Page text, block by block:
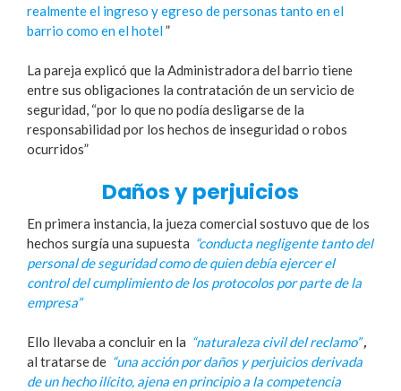
realmente el ingreso y egreso de personas tanto en el
barrio como en el hotel”
La pareja explicó que la Administradora del barrio tiene
entre sus obligaciones la contratación de un servicio de
seguridad, “por lo que no podía desligarse de la
responsabilidad por los hechos de inseguridad o robos
ocurridos”
Daños y perjuicios
En primera instancia, la jueza comercial sostuvo que de los
hechos surgía una supuesta “conducta negligente tanto del
personal de seguridad como de quien debía ejercer el
control del cumplimiento de los protocolos por parte de la
empresa”
Ello llevaba a concluir en la “naturaleza civil del reclamo” ,
al tratarse de “una acción por daños y perjuicios derivada
de un hecho ilícito, ajena en principio a la competencia